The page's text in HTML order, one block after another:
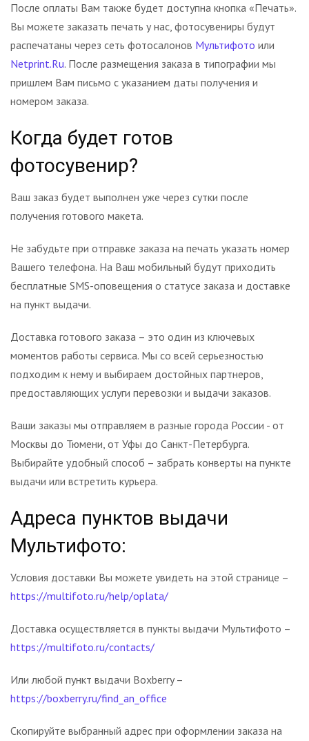
После оплаты Вам также будет доступна кнопка «Печать».
Вы можете заказать печать у нас, фотосувениры будут
распечатаны через сеть фотосалонов Мультифото или
Netprint.Ru. После размещения заказа в типографии мы
пришлем Вам письмо с указанием даты получения и
номером заказа.
Когда будет готов
фотосувенир?
Ваш заказ будет выполнен уже через сутки после
получения готового макета.
Не забудьте при отправке заказа на печать указать номер
Вашего телефона. На Ваш мобильный будут приходить
бесплатные SMS-оповещения о статусе заказа и доставке
на пункт выдачи.
Доставка готового заказа – это один из ключевых
моментов работы сервиса. Мы со всей серьезностью
подходим к нему и выбираем достойных партнеров,
предоставляющих услуги перевозки и выдачи заказов.
Ваши заказы мы отправляем в разные города России - от
Москвы до Тюмени, от Уфы до Санкт-Петербурга.
Выбирайте удобный способ – забрать конверты на пункте
выдачи или встретить курьера.
Адреса пунктов выдачи
Мультифото:
Условия доставки Вы можете увидеть на этой странице –
https://multifoto.ru/help/oplata/
Доставка осуществляется в пункты выдачи Мультифото –
https://multifoto.ru/contacts/
Или любой пункт выдачи Boxberry –
https://boxberry.ru/find_an_office
Скопируйте выбранный адрес при оформлении заказа на